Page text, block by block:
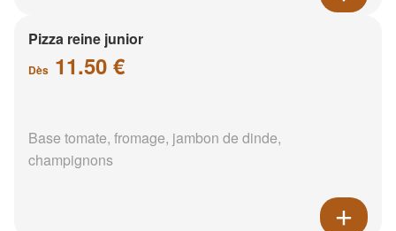
Pizza reine junior
Dès 11.50 €
Base tomate, fromage, jambon de dinde,
champignons